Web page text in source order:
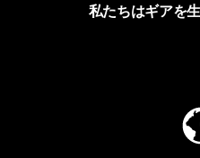
私たちはギアを